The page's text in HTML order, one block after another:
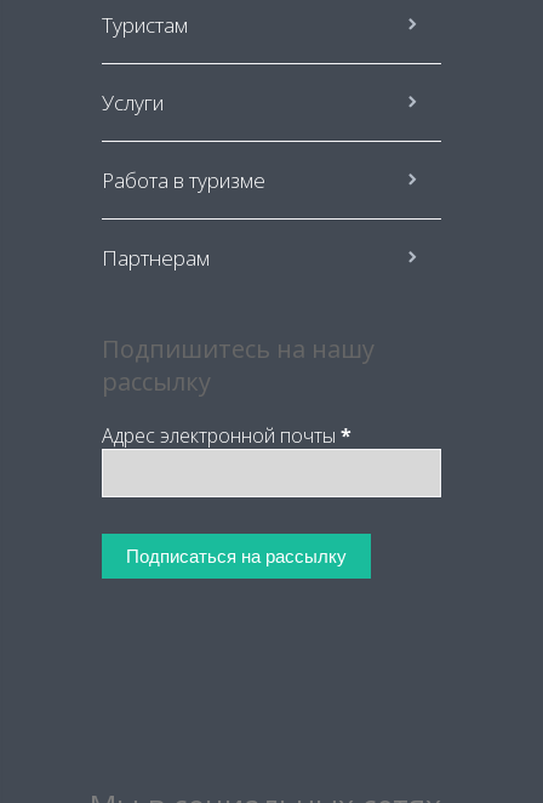
Туристам
Услуги
Работа в туризме
Партнерам
Подпишитесь на нашу
рассылку
Адрес электронной почты *